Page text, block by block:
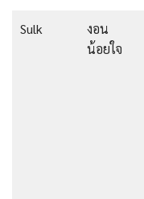
Sulk
งอน
น้อยใจ